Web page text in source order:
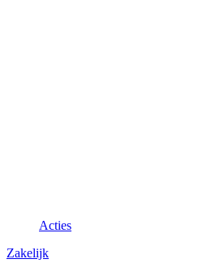
Acties
Zakelijk